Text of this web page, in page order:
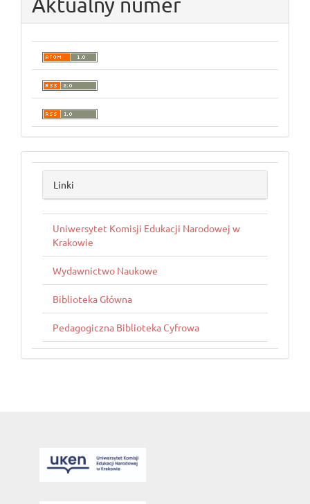
linki
Linki
Uniwersytet Komisji Edukacji Narodowej w
Krakowie
Wydawnictwo Naukowe
Biblioteka Główna
Pedagogiczna Biblioteka Cyfrowa